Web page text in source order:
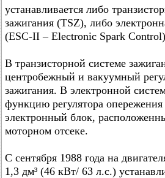
устанавливается либо
зажигания (TSZ), либо
(ESC-II – Electronic Spark
В транзисторной системе
центробежный и вакуумный
зажигания. В электронной
функцию регулятора
электронный блок,
моторном отсеке.
С сентября 1988 года на
1,3 дм³ (46 кВт/ 63 л.с.)